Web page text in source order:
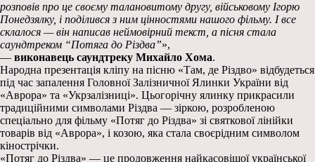
розповів про це своєму талановитому другу, військовому Ігорю
Понедзялку, і поділився з ним цінностями нашого фільму. І все
склалося — він написав неймовірний текст, а пісня стала
саундтреком “Потяга до Різдва”»,
— виконавець саундтреку Михайло Хома.
Народна презентація кліпу на пісню «Там, де Різдво» відбудеться
під час запалення Головної Залізничної Ялинки України від
«Аврора» та «Укрзалізниці». Цьогорічну ялинку прикрасили
традиційними символами Різдва — зіркою, розробленою
спеціально для фільму «Потяг до Різдва» зі святкової лінійки
товарів від «Аврора», і козою, яка стала своєрідним символом
кінострічки.
«Потяг до Різдва» — це продовження найкасовішої української